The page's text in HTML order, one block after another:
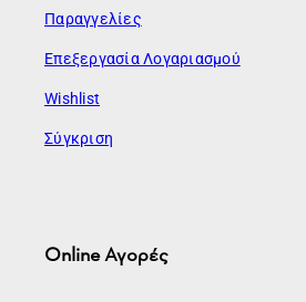
Παραγγελίες
Επεξεργασία Λογαριασμού
Wishlist
Σύγκριση
Online Αγορές